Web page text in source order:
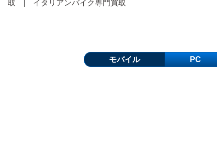
取
イタリアンバイク専門買取
モバイル PC